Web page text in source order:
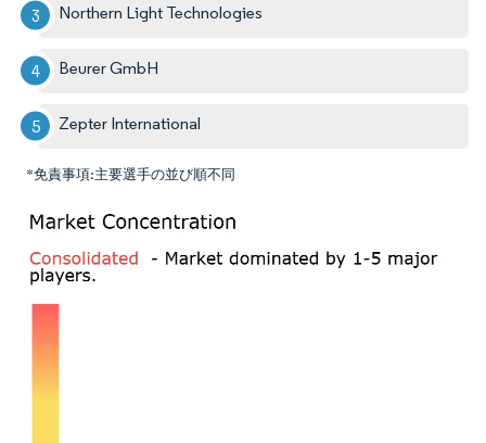
Northern Light Technologies
Beurer GmbH
Zepter International
*免責事項:主要選手の並び順不同